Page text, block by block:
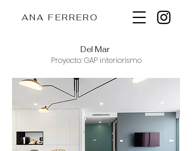
ANA FERRERO
Del Mar
Proyecto:GAP interiorismo